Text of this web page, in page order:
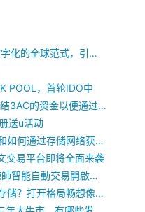
BOEX生态震撼上线：主权资源数字化的全球范式，引领RWA赛道新纪元
POOL，首轮IDO中
8 Blocks Capital呼吁多家平台冻结3AC的资金以便通过诉讼收回资产
送u活动
存储市场：探究DMC的存储市场和如何通过存储网络获取收益
交易平台即将全面来袭
AI訓練師生態強勢崛起：AJE訓練師智能自動交易開啟全球數字金融新紀元
Datemall Chain（DMC）仅仅是存储？打开格局畅想像未来巨大价值可能性